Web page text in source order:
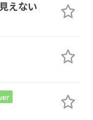
えない